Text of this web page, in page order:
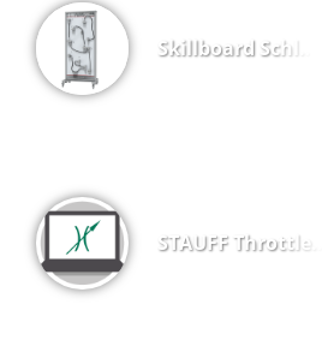
Skillboard Schl…
STAUFF Throttle…